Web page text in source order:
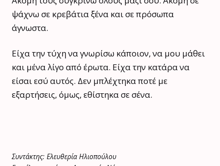
ψάχνω σε κρεβάτια ξένα και σε πρόσωπα
άγνωστα.
Είχα την τύχη να γνωρίσω κάποιον, να μου μάθει
και μένα λίγο από έρωτα. Είχα την κατάρα να
είσαι εσύ αυτός. Δεν μπλέχτηκα ποτέ με
εξαρτήσεις, όμως, εθίστηκα σε σένα.
Συντάκτης: Ελευθερία Ηλιοπούλου